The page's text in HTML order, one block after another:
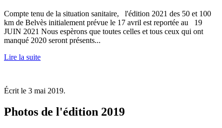
Compte tenu de la situation sanitaire, l'édition 2021 des 50 et 100
km de Belvès initialement prévue le 17 avril est reportée au 19
JUIN 2021 Nous espèrons que toutes celles et tous ceux qui ont
manqué 2020 seront présents...
Lire la suite
Écrit le 3 mai 2019.
Photos de l'édition 2019